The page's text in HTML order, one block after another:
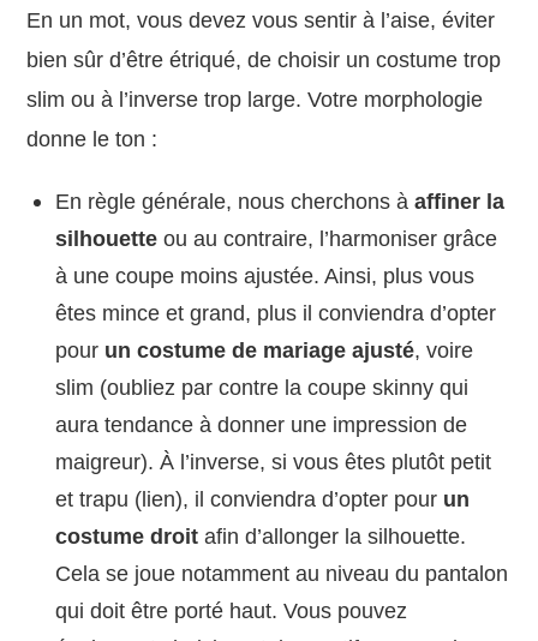
En un mot, vous devez vous sentir à l’aise, éviter
bien sûr d’être étriqué, de choisir un costume trop
slim ou à l’inverse trop large. Votre morphologie
donne le ton :
En règle générale, nous cherchons àaffiner la
silhouette ou au contraire, l’harmoniser grâce
à une coupe moins ajustée. Ainsi, plus vous
êtes mince et grand, plus il conviendra d’opter
pour un costume de mariage ajusté, voire
slim (oubliez par contre la coupe skinny qui
aura tendance à donner une impression de
maigreur). À l’inverse, si vous êtes plutôt petit
et trapu (lien), il conviendra d’opter pour un
costume droit afin d’allonger la silhouette.
Cela se joue notamment au niveau du pantalon
qui doit être porté haut. Vous pouvez